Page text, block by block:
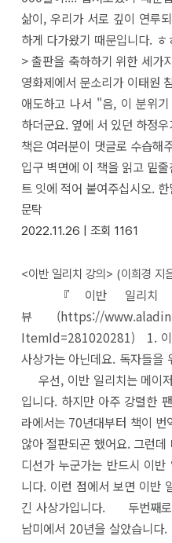
삶이, 우리가 서로 깊이 연루
하게 다가왔기 때문입니다.
> 출판을 축하하기 위한 세
영화제에서 문소리가 이태원
애도하고 나서 "음, 이 분위
하더군요. 옆에 서 있던 하정
책은 여러분이 댓글로 수습
입구 벽면에 이 책을 읽고 밑
트 잇에 적어 붙여주십시오.
문탁
2022.11.26 |
조회 1161
<이반 일리치 강의> (이희경 지
『이반 일리치
뷰 (https://
ItemId=281020281) 1. 이
사상가는 아닌데요. 독자들을
우선, 이반 일리치는 메이
입니다. 하지만 아주 강렬한
라에서는 70년대부터 책이 번
않아 절판되곤 했어요. 그런
디선가 누군가는 반드시 이
니다. 이런 점에서 보면 이반
긴 사상가입니다. 두번째로
남미에서 20년을 살았습니다